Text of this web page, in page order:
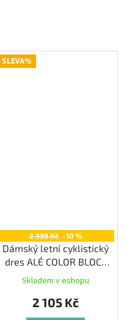
SLEVA%
2 339 Kč –10 %
Dámský letní cyklistický
dres ALÉ COLOR BLOCK
PRAGMA, black
Skladem v eshopu
2 105 Kč